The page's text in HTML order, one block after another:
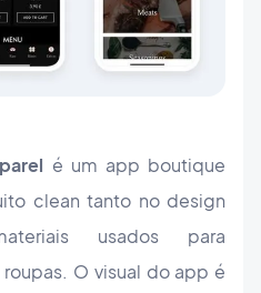
é um app boutique
clean tanto no design
usados ​​para
O visual do app é